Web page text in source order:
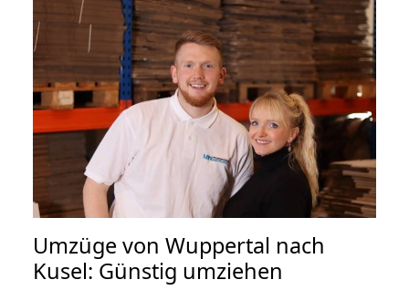
Umzüge von Wuppertal nach
Kusel: Günstig umziehen